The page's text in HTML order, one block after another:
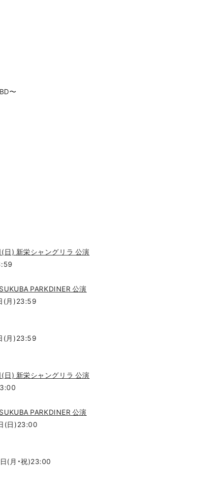
〜
日) 新栄シャングリラ 公演
PARKDINER 公演
(月)23:59
(月)23:59
日) 新栄シャングリラ 公演
PARKDINER 公演
(日)23:00
(月・祝)23:00